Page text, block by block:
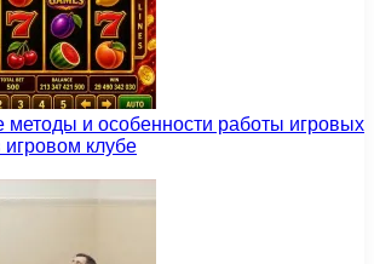
методы и особенности работы игровых
клубе